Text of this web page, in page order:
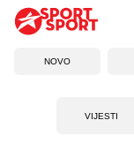
NOVO
VIJESTI